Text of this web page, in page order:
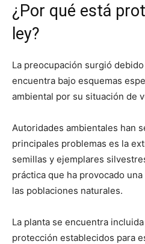
¿Por qué está
ley?
La preocupación surgió
encuentra bajo esquemas
ambiental por su situación de
Autoridades ambientales han
principales problemas es la
semillas y ejemplares
práctica que ha provocado
las poblaciones naturales.
La planta se encuentra
protección establecidos para